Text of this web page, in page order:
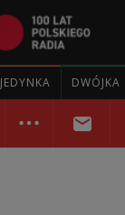
JEDYNKA DWÓJKA